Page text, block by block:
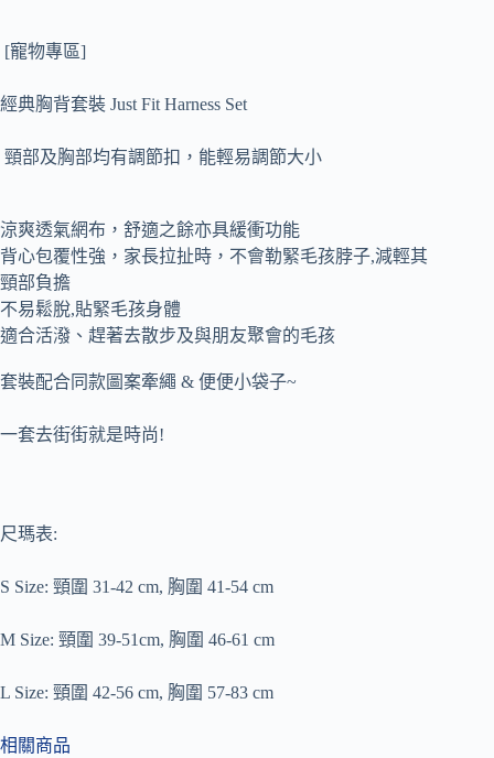
[寵物專區]
經典胸背套裝 Just Fit Harness Set
頸部及胸部均有調節扣，能輕易調節大小
涼爽透氣網布，舒適之餘亦具緩衝功能
背心包覆性強，家長拉扯時，不會勒緊毛孩脖子,減輕其
頸部負擔
不易鬆脫,貼緊毛孩身體
適合活潑、趕著去散步及與朋友聚會的毛孩
套裝配合同款圖案牽繩 & 便便小袋子~
一套去街街就是時尚!
尺瑪表:
S Size: 頸圍 31-42 cm, 胸圍 41-54 cm
M Size: 頸圍 39-51cm, 胸圍 46-61 cm
L Size: 頸圍 42-56 cm, 胸圍 57-83 cm
相關商品